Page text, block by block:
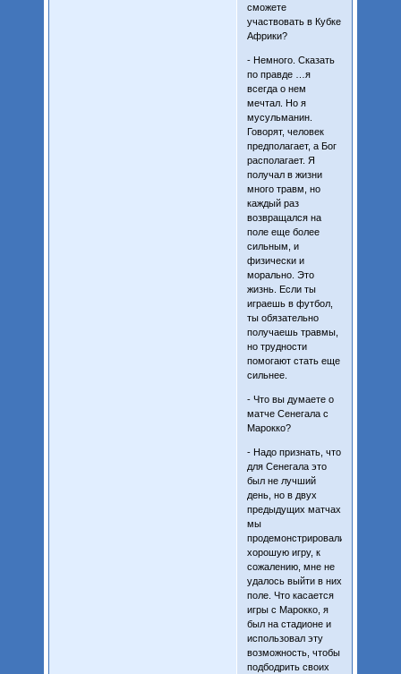
сможете
участвовать в Кубке
Африки?
- Немного. Сказать
по правде …я
всегда о нем
мечтал. Но я
мусульманин.
Говорят, человек
предполагает, а Бог
располагает. Я
получал в жизни
много травм, но
каждый раз
возвращался на
поле еще более
сильным, и
физически и
морально. Это
жизнь. Если ты
играешь в футбол,
ты обязательно
получаешь травмы,
но трудности
помогают стать еще
сильнее.
- Что вы думаете о
матче Сенегала с
Марокко?
- Надо признать, что
для Сенегала это
был не лучший
день, но в двух
предыдущих матчах
мы
продемонстрировали
хорошую игру, к
сожалению, мне не
удалось выйти в них
поле. Что касается
игры с Марокко, я
был на стадионе и
использовал эту
возможность, чтобы
подбодрить своих